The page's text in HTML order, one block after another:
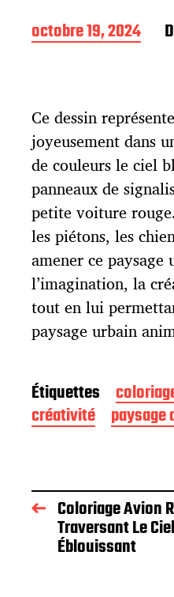
D
a
e
p
u
b
l
i
c
a
t
i
o
n
octobre 19, 2024
Ce dessin
joyeusement dans
de couleurs le ciel
panneaux de
petite voiture
les piétons, les
amener ce
l’imagination, la
tout en lui
paysage urbain
Étiquettes
créativité
paysage
Coloriage Avion
Traversant Le Ciel
Éblouissant